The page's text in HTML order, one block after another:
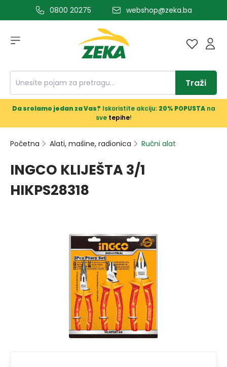
glavni sadržaj0800 20275 webshop@zeka.ba
Traži
Da srolamo jedan za Vas? Iskoristite akciju: 20% POPUSTAna
sve tepihe!
Početna Alati, mašine, radionica Ručni alat
INGCO KLIJEŠTA 3/1
HIKPS28318